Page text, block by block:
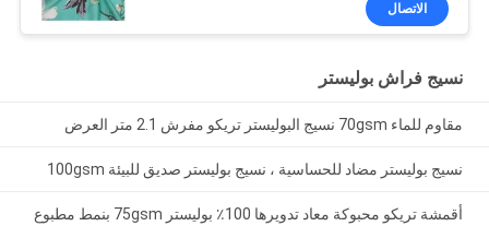
الاتصال
نسيج فراش بوليستر
مقاوم للماء 70gsm نسيج البوليستر تريكو مفرش 2.1 متر العرض
نسيج بوليستر مضاد للحساسية ، نسيج بوليستر صديق للبيئة 100gsm
أقمشة تريكو محبوكة معاد تدويرها 100٪ بوليستر 75gsm بنمط مطبوع